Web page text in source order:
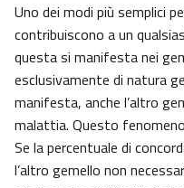
Uno dei modi più semplici
contribuiscono a un
questa si manifesta nei
esclusivamente di natura
manifesta, anche l’altro
malattia. Questo
Se la percentuale di
l’altro gemello non